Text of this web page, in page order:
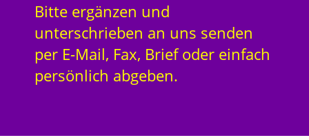
Bitte ergänzen und
unterschrieben an uns senden
per E-Mail, Fax, Brief oder einfach
persönlich abgeben.